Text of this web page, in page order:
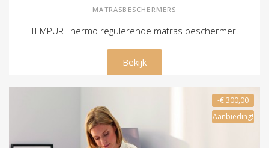
MATRASBESCHERMERS
TEMPUR Thermo regulerende matras beschermer.
€ 89,00
Bekijk
-€ 300,00
Aanbieding!